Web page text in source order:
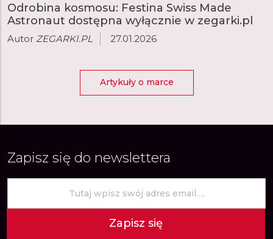
Odrobina kosmosu: Festina Swiss Made
Astronaut dostępna wyłącznie w zegarki.pl
Autor ZEGARKI.PL 27.01.2026
Artykuły o marce
Zapisz się do newslettera
Zapisz się